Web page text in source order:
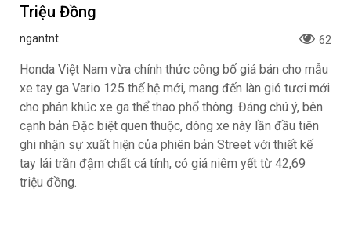
Triệu Đồng
ngantnt 62
Honda Việt Nam vừa chính thức công bố giá bán cho mẫu
xe tay ga Vario 125 thế hệ mới, mang đến làn gió tươi mới
cho phân khúc xe ga thể thao phổ thông. Đáng chú ý, bên
cạnh bản Đặc biệt quen thuộc, dòng xe này lần đầu tiên
ghi nhận sự xuất hiện của phiên bản Street với thiết kế
tay lái trần đậm chất cá tính, có giá niêm yết từ 42,69
triệu đồng.